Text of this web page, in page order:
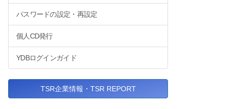
パスワードの設定・再設定
個人CD発行
YDBログインガイド
TSR企業情報・TSR REPORT